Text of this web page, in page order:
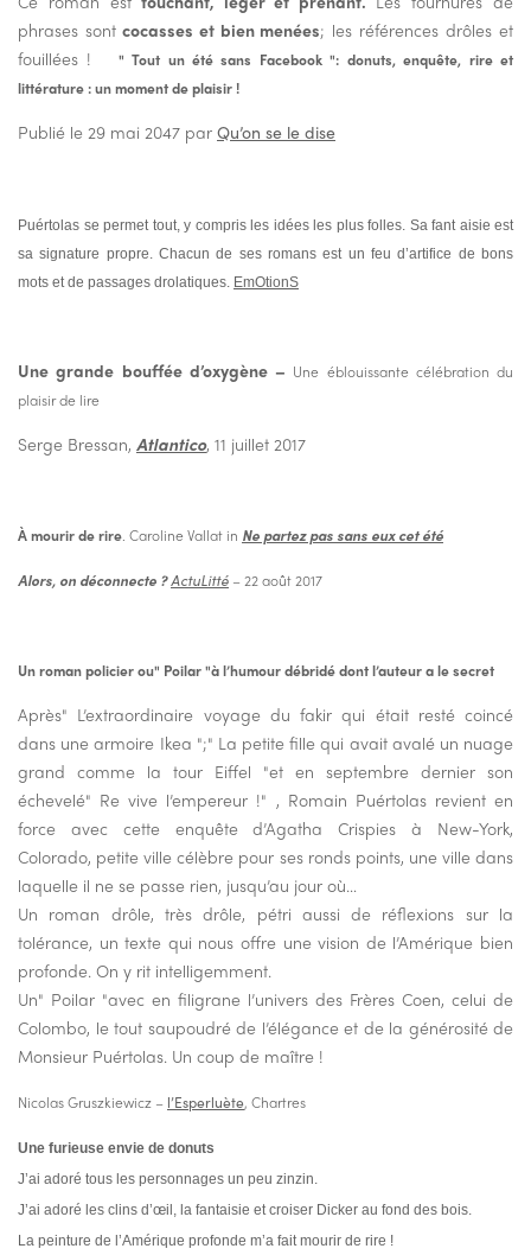
phrases sontcocasses et bien menées; les références drôles et
fouillées ! " Tout un été sans Facebook ": donuts, enquête, rire et
littérature : un moment de plaisir !
Publié le 29 mai 2047 par Qu’on se le dise
Puértolas se permet tout, y compris les idées les plus folles. Sa fant aisie est
sa signature propre. Chacun de ses romans est un feu d’artifice de bons
mots et de passages drolatiques. EmOtionS
Une grande bouffée d’oxygène – Une éblouissante célébration du
plaisir de lire
Serge Bressan, Atlantico, 11 juillet 2017
À mourir de rire. Caroline Vallat in Ne partez pas sans eux cet été
Alors, on déconnecte ?ActuLitté – 22 août 2017
Un roman policier ou" Poilar "à l’humour débridé dont l’auteur a le secret
Après" L’extraordinaire voyage du fakir qui était resté coincé
dans une armoire Ikea ";" La petite fille qui avait avalé un nuage
grand comme la tour Eiffel "et en septembre dernier son
échevelé" Re vive l’empereur !" , Romain Puértolas revient en
force avec cette enquête d’Agatha Crispies à New-York,
Colorado, petite ville célèbre pour ses ronds points, une ville dans
laquelle il ne se passe rien, jusqu’au jour où…
Un roman drôle, très drôle, pétri aussi de réflexions sur la
tolérance, un texte qui nous offre une vision de l’Amérique bien
profonde. On y rit intelligemment.
Un" Poilar "avec en filigrane l’univers des Frères Coen, celui de
Colombo, le tout saupoudré de l’élégance et de la générosité de
Monsieur Puértolas. Un coup de maître !
Nicolas Gruszkiewicz – l’Esperluète, Chartres
Une furieuse envie de donuts
J’ai adoré tous les personnages un peu zinzin.
J’ai adoré les clins d’œil, la fantaisie et croiser Dicker au fond des bois.
La peinture de l’Amérique profonde m’a fait mourir de rire !